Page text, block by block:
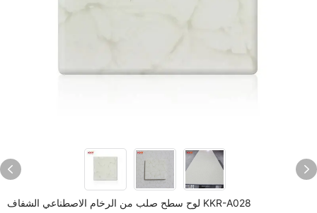
لوح سطح صلب من الرخام الاصطناعي الشفاف KKR-A028